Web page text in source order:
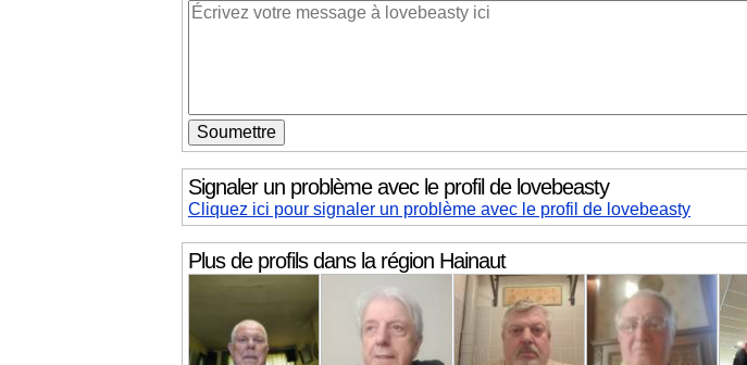
Signaler un problème avec le profil de lovebeasty
Cliquez ici pour signaler un problème avec le profil de lovebeasty
Plus de profils dans la région Hainaut